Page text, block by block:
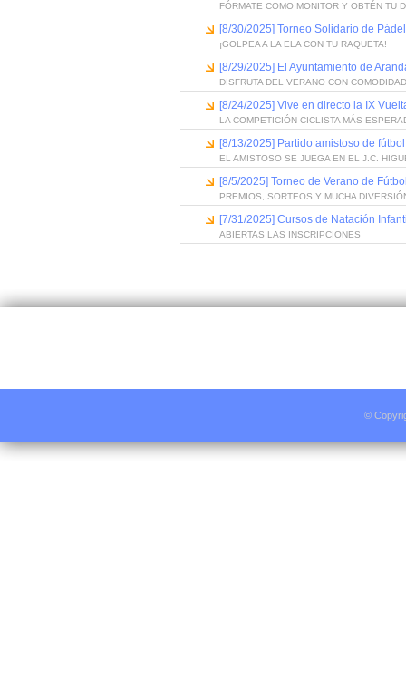
FÓRMATE COMO MONITOR Y OBTÉN TU
[8/30/2025] Torneo Solidario de
¡GOLPEA A LA ELA CON TU RAQUETA!
[8/29/2025] El Ayuntamiento de
DISFRUTA DEL VERANO CON COMODIDAD
[8/24/2025] Vive en directo la IX
LA COMPETICIÓN CICLISTA MÁS
[8/13/2025] Partido amistoso de
EL AMISTOSO SE JUEGA EN EL J.C.
[8/5/2025] Torneo de Verano de
PREMIOS, SORTEOS Y MUCHA
[7/31/2025] Cursos de Natación
ABIERTAS LAS INSCRIPCIONES
©